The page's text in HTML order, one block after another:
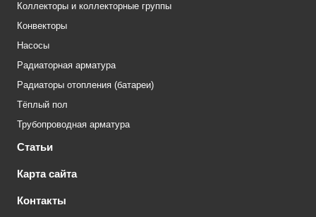
Коллекторы и коллекторные группы
Конвекторы
Насосы
Радиаторная арматура
Радиаторы отопления (батареи)
Тёплый пол
Трубопроводная арматура
Статьи
Карта сайта
Контакты